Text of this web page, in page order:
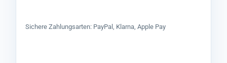
Sichere Zahlungsarten: PayPal, Klarna, Apple Pay